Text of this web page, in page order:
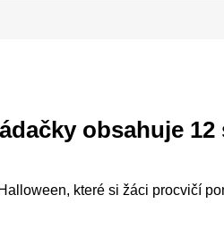
obsahuje 12
které si žáci procvičí